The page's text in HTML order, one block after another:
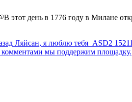
этот день в 1776 году в Милане
Ляйсан, я люблю тебя ASD2
комментами мы поддержим площадку.